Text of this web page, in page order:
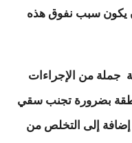
يكون سبب نفوق هذه
جملة من الإجراءات
بضرورة تجنب سقي
إلى التخلص من